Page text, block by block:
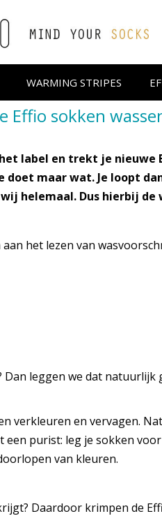
WARMING STRIPES
Effio sokken
label en trekt je nieuwe
maar wat. Je loopt
helemaal. Dus hierbij de
het lezen van
leggen we dat natuurlijk
verkleuren en vervagen.
purist: leg je sokken
van kleuren.
Daardoor krimpen de